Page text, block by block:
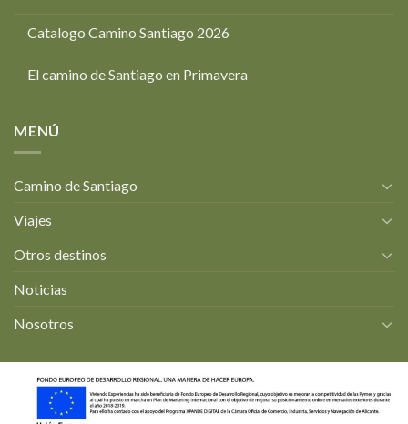
Catalogo Camino Santiago 2026
El camino de Santiago en Primavera
MENÚ
Camino de Santiago
Viajes
Otros destinos
Noticias
Nosotros